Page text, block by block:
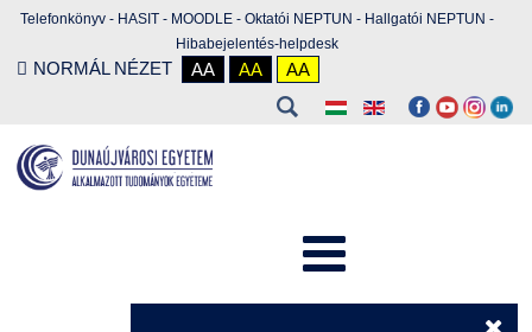
Telefonkönyv - HASIT - MOODLE - Oktatói NEPTUN - Hallgatói NEPTUN -
Hibabejelentés-helpdesk
NORMÁL NÉZET AA AA AA